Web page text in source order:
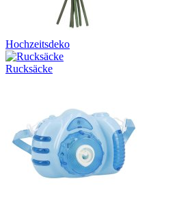
Hochzeitsdeko
Rucksäcke